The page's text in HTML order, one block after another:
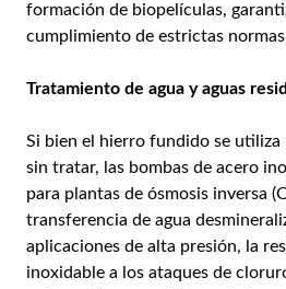
formación de biopelículas,
cumplimiento de estrictas
Tratamiento de agua y aguas
Si bien el hierro fundido se utiliza
sin tratar, las bombas de acero
para plantas de ósmosis inversa
transferencia de agua
aplicaciones de alta presión, la
inoxidable a los ataques de